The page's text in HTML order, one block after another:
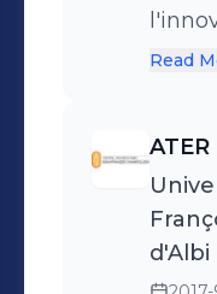
la
Read
d'Albi